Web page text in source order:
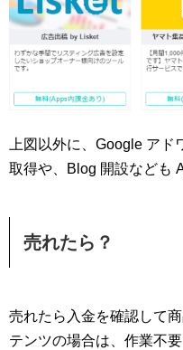
上図以外に、Google ア
取得や、Blog 開設なども
売れたら？
売れたら入金を確認して
テンツの場合は、作業不